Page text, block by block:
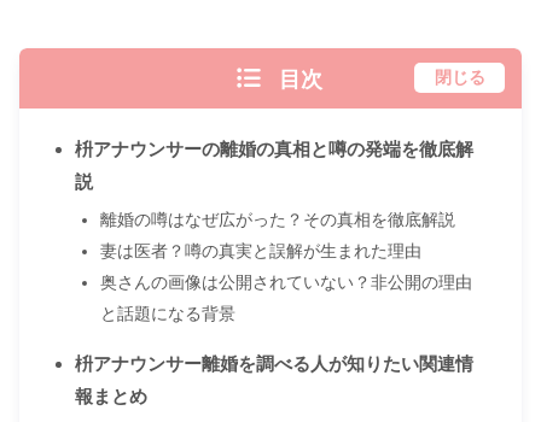
目次 閉じる
枡アナウンサーの離婚の真相と噂の発端を徹底解
説
離婚の噂はなぜ広がった？その真相を徹底解説
妻は医者？噂の真実と誤解が生まれた理由
奥さんの画像は公開されていない？非公開の理由
と話題になる背景
枡アナウンサー離婚を調べる人が知りたい関連情
報まとめ